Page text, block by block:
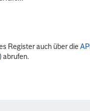
Register auch über dieAPI
) abrufen.